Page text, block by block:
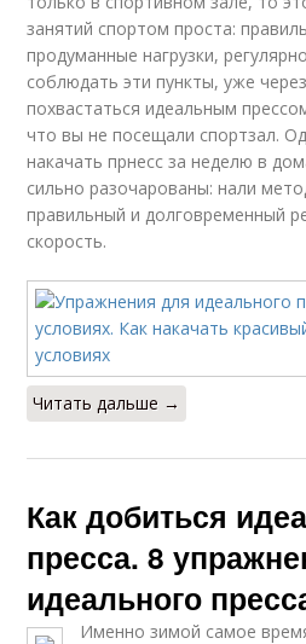
занятий спортом проста:
продуманные нагрузки,
соблюдать эти пункты, уже
похвастаться идеальным
что вы не посещали спортзал.
накачать прнесс за неделю в
сильно разочарованы: нали
правильный и долговременный
скорость.
Читать дальше →
Как добиться
пресса. 8
идеального
Именно зимой самое